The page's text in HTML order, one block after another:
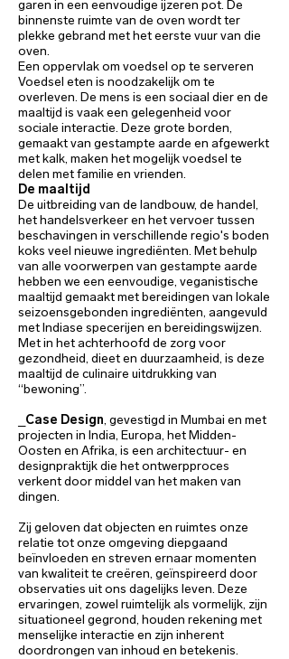
garen in een eenvoudige ijzeren pot. De
binnenste ruimte van de oven wordt ter
plekke gebrand met het eerste vuur van die
oven.
Een oppervlak om voedsel op te serveren
Voedsel eten is noodzakelijk om te
overleven. De mens is een sociaal dier en de
maaltijd is vaak een gelegenheid voor
sociale interactie. Deze grote borden,
gemaakt van gestampte aarde en afgewerkt
met kalk, maken het mogelijk voedsel te
delen met familie en vrienden.
De maaltijd
De uitbreiding van de landbouw, de handel,
het handelsverkeer en het vervoer tussen
beschavingen in verschillende regio's boden
koks veel nieuwe ingrediënten. Met behulp
van alle voorwerpen van gestampte aarde
hebben we een eenvoudige, veganistische
maaltijd gemaakt met bereidingen van lokale
seizoensgebonden ingrediënten, aangevuld
met Indiase specerijen en bereidingswijzen.
Met in het achterhoofd de zorg voor
gezondheid, dieet en duurzaamheid, is deze
maaltijd de culinaire uitdrukking van
“bewoning”.
Case Design, gevestigd in Mumbai en met
projecten in India, Europa, het Midden-
Oosten en Afrika, is een architectuur- en
designpraktijk die het ontwerpproces
verkent door middel van het maken van
dingen.
Zij geloven dat objecten en ruimtes onze
relatie tot onze omgeving diepgaand
beïnvloeden en streven ernaar momenten
van kwaliteit te creëren, geïnspireerd door
observaties uit ons dagelijks leven. Deze
ervaringen, zowel ruimtelijk als vormelijk, zijn
situationeel gegrond, houden rekening met
menselijke interactie en zijn inherent
doordrongen van inhoud en betekenis.